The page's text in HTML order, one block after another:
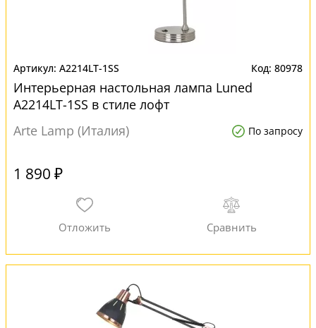
A2214LT-1SS 80978
Интерьерная настольная лампа Luned
A2214LT-1SS в стиле лофт
Arte Lamp (Италия)
По запросу
1 890 ₽